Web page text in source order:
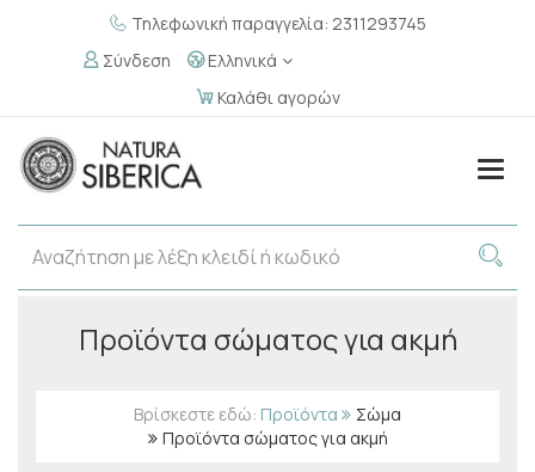
Τηλεφωνική παραγγελία: 2311293745
Σύνδεση
Ελληνικά
Καλάθι αγορών
Προϊόντα σώματος για ακμή
Βρίσκεστε εδώ: Προϊόντα
Σώμα
Προϊόντα σώματος για ακμή